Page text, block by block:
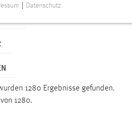
1280 Ergebnisse gefunden.
1280.
die einwandfreie Funktion der
Datenschutz